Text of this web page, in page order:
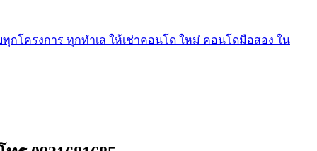
โครงการ ทุกทำเล ให้เช่าคอนโด ใหม่ คอนโดมือสอง ใน